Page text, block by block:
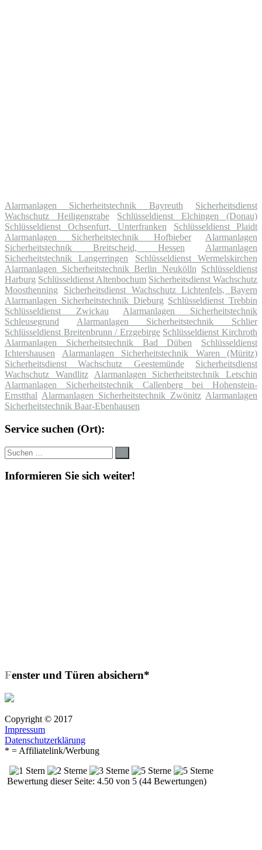
Alarmanlagen Sicherheitstechnik Bayreuth
Sicherheitsdienst
Wachschutz Heiligengrabe
Schlüsseldienst Elchingen (Donau)
Schlüsseldienst Ochsenfurt, Unterfranken
Schlüsseldienst Plaidt
Alarmanlagen Sicherheitstechnik Hofbieber
Alarmanlagen
Sicherheitstechnik Breitscheid, Hessen
Alarmanlagen
Sicherheitstechnik Langerringen
Schlüsseldienst Wermelskirchen
Alarmanlagen Sicherheitstechnik Berlin Neukölln Schlüsseldienst
Harburg Schlüsseldienst Altenbochum Sicherheitsdienst Wachschutz
Moosthenning
Sicherheitsdienst Wachschutz Lichtenfels, Bayern
Alarmanlagen Sicherheitstechnik Dieburg Schlüsseldienst Trebbin
Schlüsseldienst Zwickau
Alarmanlagen Sicherheitstechnik
Schleusegrund
Alarmanlagen Sicherheitstechnik Schlier
Schlüsseldienst Breitenbrunn / Erzgebirge Schlüsseldienst Kirchroth
Alarmanlagen Sicherheitstechnik Bad Düben
Schlüsseldienst
Ichtershausen
Alarmanlagen Sicherheitstechnik Waren (Müritz)
Sicherheitsdienst Wachschutz Geestemünde
Sicherheitsdienst
Wachschutz Wandlitz
Alarmanlagen Sicherheitstechnik Letschin
Alarmanlagen Sicherheitstechnik Callenberg bei Hohenstein-
Ernstthal Alarmanlagen Sicherheitstechnik Zwönitz Alarmanlagen
Sicherheitstechnik Baar-Ebenhausen
Service suchen (Ort):
Suche
nach:
Informieren Sie sich weiter!
Fenster und Türen absichern*
Copyright © 2017
Impressum
Datenschutzerklärung
* = Affiliatelink/Werbung
Bewertung dieser Seite: 4.50 von 5 (44 Bewertungen)